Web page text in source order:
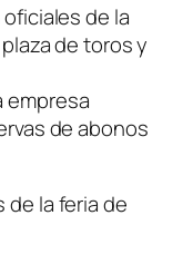
de la
de toros y
empresa
de abonos
de la feria de